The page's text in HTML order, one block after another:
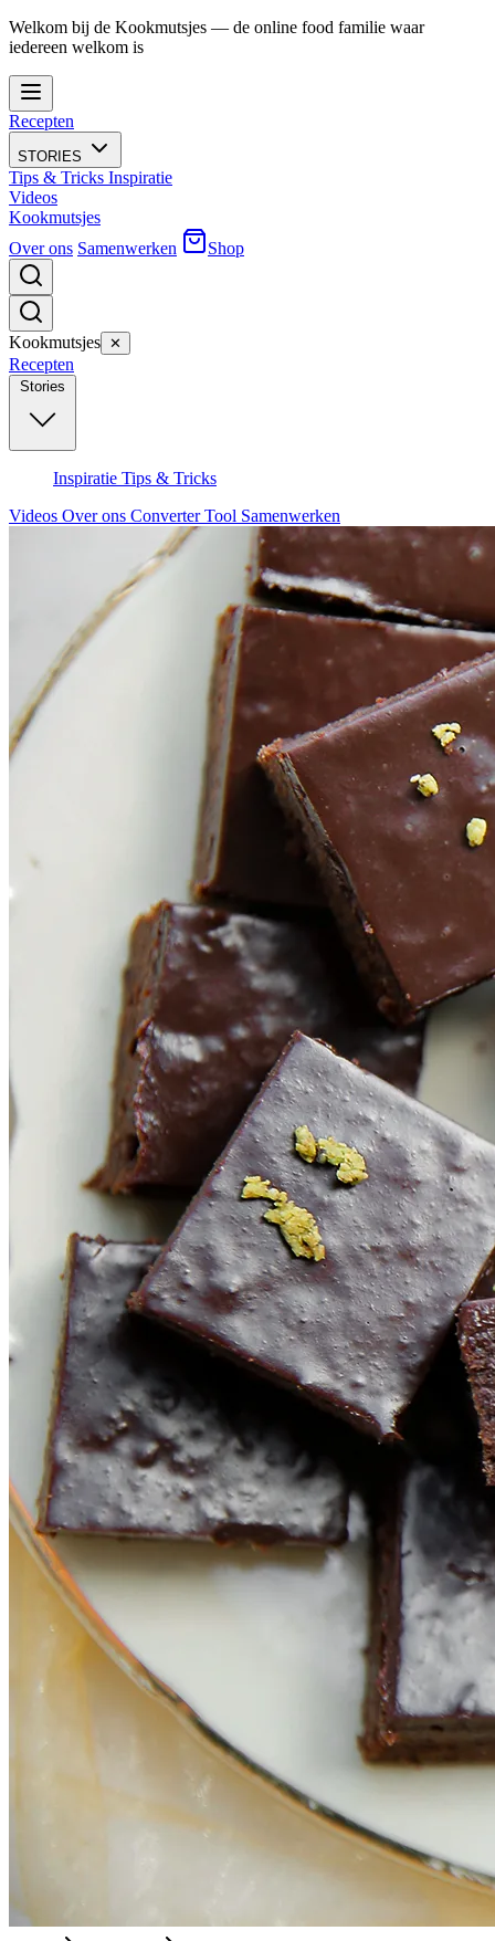
Welkom bij de Kookmutsjes — de online food familie waar
iedereen welkom is
Recepten
STORIES
Tips & Tricks Inspiratie
Videos
Kookmutsjes
Over ons Samenwerken Shop
Kookmutsjes ✕
Recepten
Inspiratie Tips & Tricks
Videos Over ons Converter Tool Samenwerken